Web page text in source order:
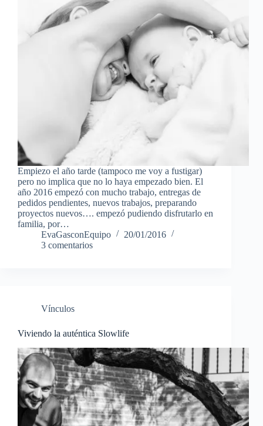
Empiezo el año tarde (tampoco me voy a fustigar)
pero no implica que no lo haya empezado bien. El
año 2016 empezó con mucho trabajo, entregas de
pedidos pendientes, nuevos trabajos, preparando
proyectos nuevos…. empezó pudiendo disfrutarlo en
familia, por…
EvaGasconEquipo
20/01/2016
3 comentarios
Vínculos
Viviendo la auténtica Slowlife